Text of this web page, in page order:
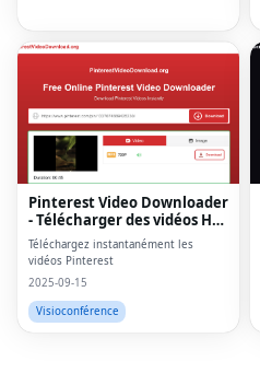
Pinterest Video Downloader
- Télécharger des vidéos HD
en ligne
Téléchargez instantanément les
vidéos Pinterest
2025-09-15
Visioconférence